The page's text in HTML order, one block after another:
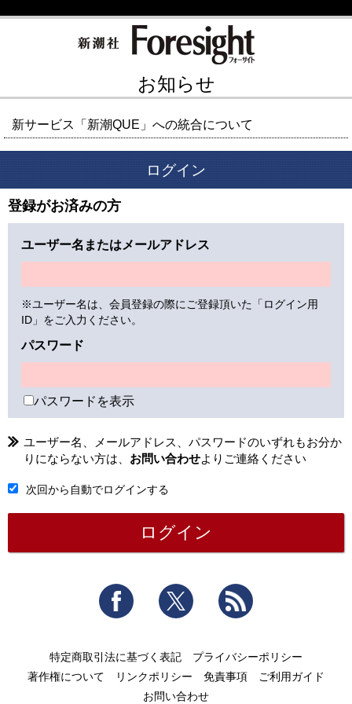
お知らせ
新サービス「新潮QUE」への統合について
ログイン
登録がお済みの方
ユーザー名またはメールアドレス
※ユーザー名は、会員登録の際にご登録頂いた「ログイン用
ID」をご入力ください。
パスワード
パスワードを表示
ユーザー名、メールアドレス、パスワードのいずれもお分か
りにならない方は、 お問い合わせよりご連絡ください
次回から自動でログインする
Facebook Twitter
特定商取引法に基づく表記
プライバシーポリシー
著作権について
リンクポリシー 免責事項
ご利用ガイド
お問い合わせ